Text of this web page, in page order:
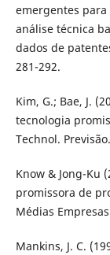
emergentes
análise técnica
dados de
281-292.
Kim, G.; Bae, J.
tecnologia
Technol.
Know & Jong-Ku
promissora de
Médias
Mankins, J. C.